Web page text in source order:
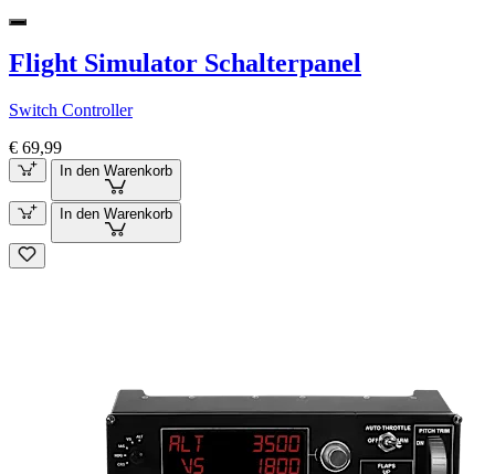
Flight Simulator Schalterpanel
Switch Controller
€ 69,99
In den Warenkorb
In den Warenkorb